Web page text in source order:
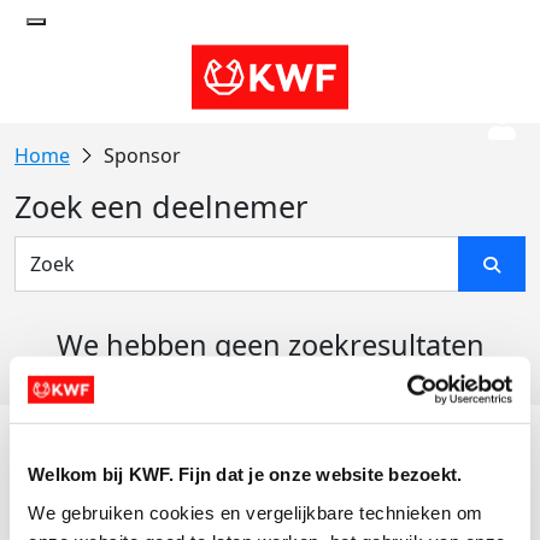
Welkom bij KWF. Fijn dat je onze website bezoekt.
We gebruiken cookies en vergelijkbare technieken om
Sponsor
Zoek een deelnemer
We hebben geen zoekresultaten
Actiematerialen
Evenementen